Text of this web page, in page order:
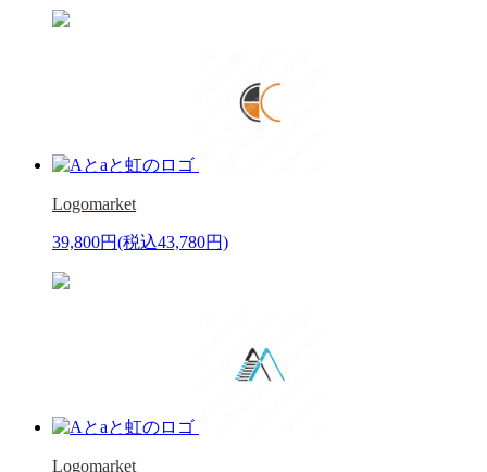
Logomarket
39,800円(税込43,780円)
Logomarket